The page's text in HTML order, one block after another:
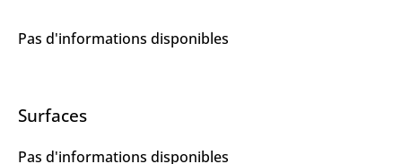
Pas d'informations disponibles
Surfaces
Pas d'informations disponibles